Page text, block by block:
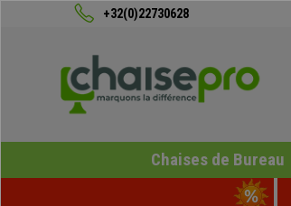
+32(0)22730628
Chaises de Bureau